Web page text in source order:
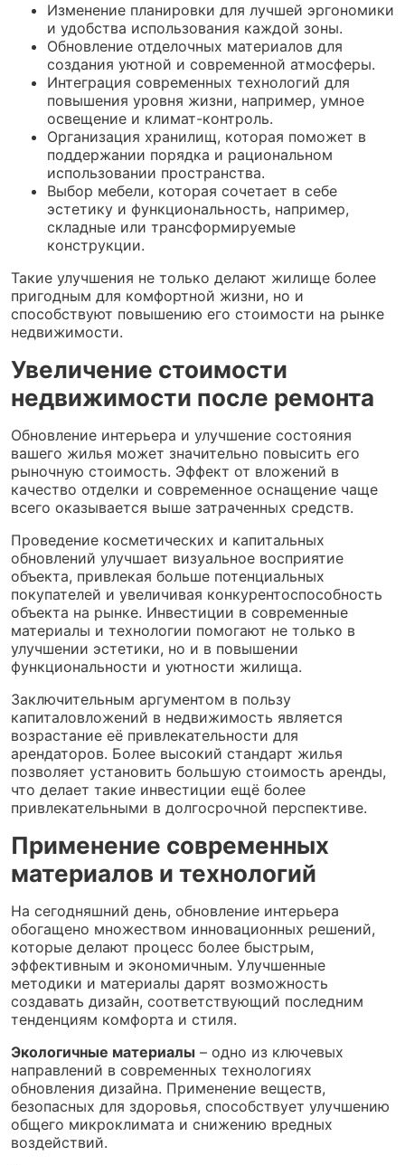
Изменение планировки для лучшей эргономики
и удобства использования каждой зоны.
Обновление отделочных материалов для
создания уютной и современной атмосферы.
Интеграция современных технологий для
повышения уровня жизни, например, умное
освещение и климат-контроль.
Организация хранилищ, которая поможет в
поддержании порядка и рациональном
использовании пространства.
Выбор мебели, которая сочетает в себе
эстетику и функциональность, например,
складные или трансформируемые
конструкции.
Такие улучшения не только делают жилище более
пригодным для комфортной жизни, но и
способствуют повышению его стоимости на рынке
недвижимости.
Увеличение стоимости
недвижимости после ремонта
Обновление интерьера и улучшение состояния
вашего жилья может значительно повысить его
рыночную стоимость. Эффект от вложений в
качество отделки и современное оснащение чаще
всего оказывается выше затраченных средств.
Проведение косметических и капитальных
обновлений улучшает визуальное восприятие
объекта, привлекая больше потенциальных
покупателей и увеличивая конкурентоспособность
объекта на рынке. Инвестиции в современные
материалы и технологии помогают не только в
улучшении эстетики, но и в повышении
функциональности и уютности жилища.
Заключительным аргументом в пользу
капиталовложений в недвижимость является
возрастание её привлекательности для
арендаторов. Более высокий стандарт жилья
позволяет установить большую стоимость аренды,
что делает такие инвестиции ещё более
привлекательными в долгосрочной перспективе.
Применение современных
материалов и технологий
На сегодняшний день, обновление интерьера
обогащено множеством инновационных решений,
которые делают процесс более быстрым,
эффективным и экономичным. Улучшенные
методики и материалы дарят возможность
создавать дизайн, соответствующий последним
тенденциям комфорта и стиля.
Экологичные материалы – одно из ключевых
направлений в современных технологиях
обновления дизайна. Применение веществ,
безопасных для здоровья, способствует улучшению
общего микроклимата и снижению вредных
воздействий.